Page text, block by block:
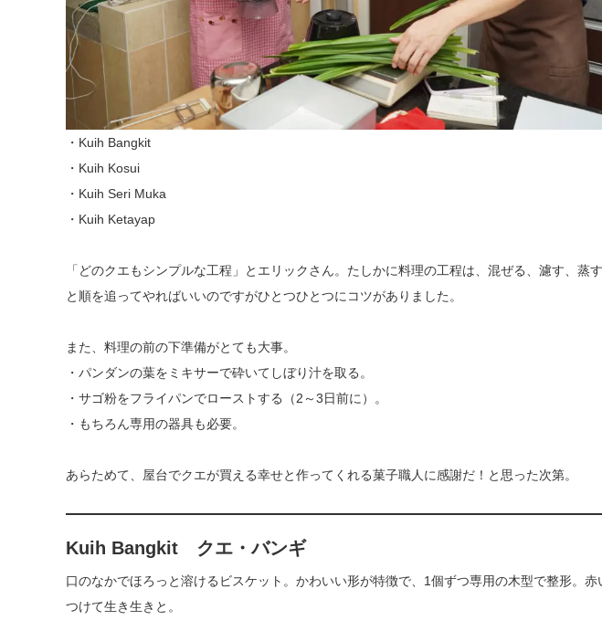
・Kuih Bangkit
・Kuih Kosui
・Kuih Seri Muka
・Kuih Ketayap
「どのクエもシンプルな工程」とエリックさん。たしかに料理の工程は、混ぜる、濾す、蒸す
と順を追ってやればいいのですがひとつひとつにコツがありました。
また、料理の前の下準備がとても大事。
・パンダンの葉をミキサーで砕いてしぼり汁を取る。
・サゴ粉をフライパンでローストする（2～3日前に）。
・もちろん専用の器具も必要。
あらためて、屋台でクエが買える幸せと作ってくれる菓子職人に感謝だ！と思った次第。
Kuih Bangkit クエ・バンギ
口のなかでほろっと溶けるビスケット。かわいい形が特徴で、1個ずつ専用の木型で整形。赤
つけて生き生きと。